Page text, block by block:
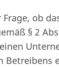
ob
§ 2